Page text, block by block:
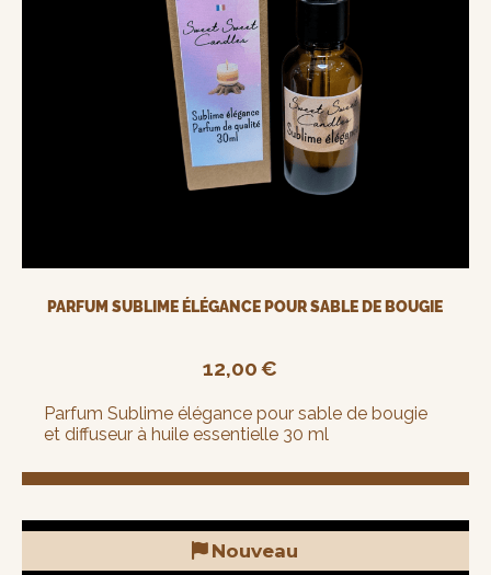
PARFUM SUBLIME ÉLÉGANCE POUR SABLE DE BOUGIE
12,00€
Parfum Sublime élégance pour sable de bougie
et diffuseur à huile essentielle 30 ml
Nouveau